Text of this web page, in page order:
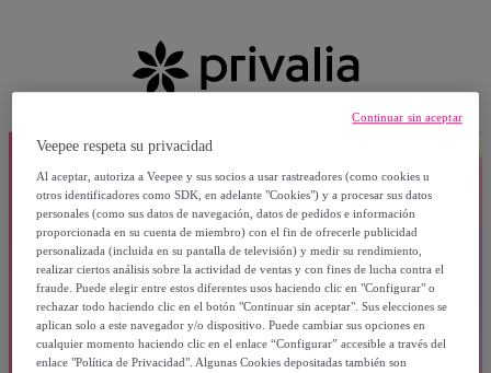
Veepee respeta su privacidad
Al aceptar, autoriza a Veepee y sus socios a usar rastreadores (como cookies u
otros identificadores como SDK, en adelante "Cookies") y a procesar sus datos
personales (como sus datos de navegación, datos de pedidos e información
proporcionada en su cuenta de miembro) con el fin de ofrecerle publicidad
personalizada (incluida en su pantalla de televisión) y medir su rendimiento,
realizar ciertos análisis sobre la actividad de ventas y con fines de lucha contra el
fraude. Puede elegir entre estos diferentes usos haciendo clic en "Configurar" o
rechazar todo haciendo clic en el botón "Continuar sin aceptar". Sus elecciones se
aplican solo a este navegador y/o dispositivo. Puede cambiar sus opciones en
cualquier momento haciendo clic en el enlace “Configurar” accesible a través del
enlace "Política de Privacidad". Algunas Cookies depositadas también son
Continuar sin aceptar